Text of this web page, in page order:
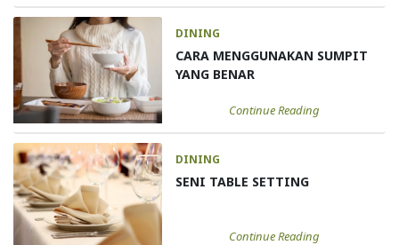
DINING
CARA MENGGUNAKAN SUMPIT
YANG BENAR
Continue Reading
DINING
SENI TABLE SETTING
Continue Reading